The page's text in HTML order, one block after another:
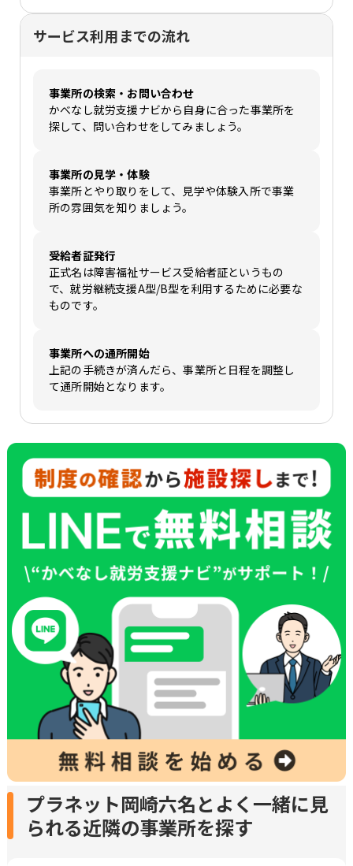
サービス利用までの流れ
事業所の検索・お問い合わせ
かべなし就労支援ナビから自身に合った事業所を
探して、問い合わせをしてみましょう。
事業所の見学・体験
事業所とやり取りをして、見学や体験入所で事業
所の雰囲気を知りましょう。
受給者証発行
正式名は障害福祉サービス受給者証というもの
で、就労継続支援A型/B型を利用するために必要な
ものです。
事業所への通所開始
上記の手続きが済んだら、事業所と日程を調整し
て通所開始となります。
プラネット岡崎六名とよく一緒に見
られる近隣の事業所を探す